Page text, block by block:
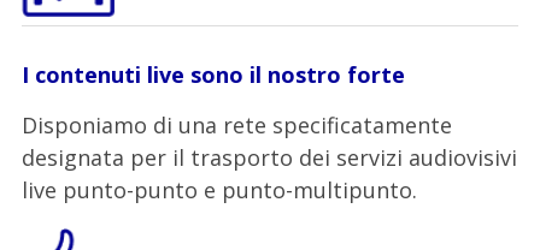
I contenuti live sono il nostro forte
Disponiamo di una rete specificatamente
designata per il trasporto dei servizi audiovisivi
live punto-punto e punto-multipunto.